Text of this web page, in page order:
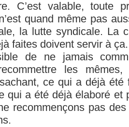
C’est valable, toute
quand même pas
la lutte syndicale. La
faites doivent servir à ça.
de ne jamais
les mêmes,
ce qui a déjà
qui a été déjà élaboré et
recommençons pas